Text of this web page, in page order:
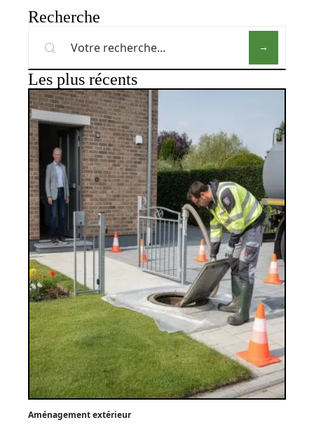
Recherche
Les plus récents
Aménagement extérieur